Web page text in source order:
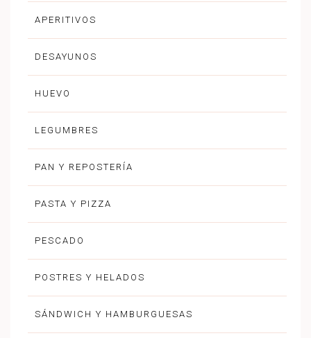
APERITIVOS
DESAYUNOS
HUEVO
LEGUMBRES
PAN Y REPOSTERÍA
PASTA Y PIZZA
PESCADO
POSTRES Y HELADOS
SÁNDWICH Y HAMBURGUESAS